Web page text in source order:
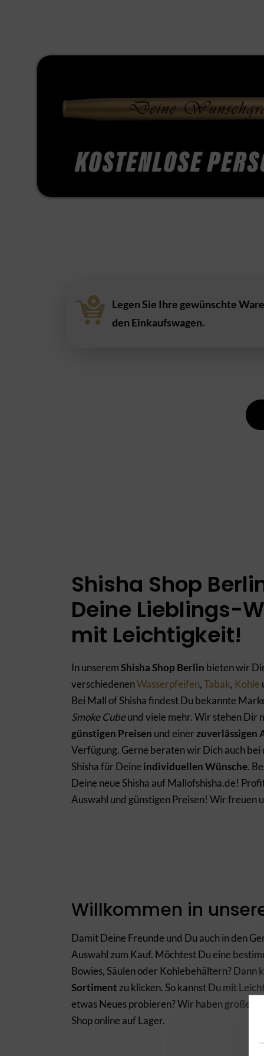
Legen Sie Ihre gewünschte
den Einkaufswagen.
Shisha Shop
Deine Lieblings-
mit Leichtigkeit!
In unseremShisha Shop Berlin bieten wir
verschiedenenWasserpfeifen,Tabak, Kohle
Bei Mall of Shisha findest Du bekannte
Smoke Cubeund viele mehr. Wir stehen Dir
günstigen Preisen und einerzuverlässigen
Verfügung. Gerne beraten wir Dich auch
Shisha für Deine individuellen Wünsche.
Deine neue Shisha auf Mallofshisha.de!
Auswahl und günstigen Preisen! Wir freuen
Willkommen in
Damit Deine Freunde und Du auch in den
Auswahl zum Kauf. Möchtest Du eine
Bowies, Säulen oder Kohlebehältern? Dann
Sortimentzu klicken. So kannst Du mit
etwas Neues probieren? Wir haben große
Shop online auf Lager.